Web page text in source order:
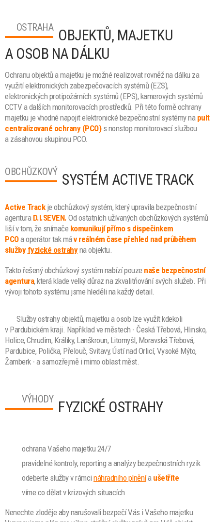
OSTRAHA OBJEKTŮ, MAJETKU
A OSOB NA DÁLKU
Ochranu objektů a majetku je možné realizovat rovněž na dálku za
využití elektronických zabezpečovacích systémů (EZS),
elektronických protipožárních systémů (EPS), kamerových systémů
CCTV a dalších monitorovacích prostředků. Při této formě ochrany
majetku je vhodné napojit elektronické bezpečnostní systémy na pult
centralizované ochrany (PCO)s nonstop monitorovací službou
a zásahovou skupinou PCO.
OBCHŮZKOVÝ SYSTÉM ACTIVE TRACK
Active Track je obchůzkový systém, který upravila bezpečnostní
agentura D.I.SEVEN. Od ostatních užívaných obchůzkových systémů
liší v tom, že snímače komunikují přímo s dispečinkem
PCOa operátor tak má v reálném čase přehled nad průběhem
služby fyzické ostrahy na objektu.
Takto řešený obchůzkový systém nabízí pouze naše bezpečnostní
agentura, která klade velký důraz na zkvalitňování svých služeb. Při
vývoji tohoto systému jsme hleděli na každý detail.
Služby ostrahy objektů, majetku a osob lze využít kdekoli
v Pardubickém kraji. Například ve městech - Česká Třebová, Hlinsko,
Holice, Chrudim, Králíky, Lanškroun, Litomyšl, Moravská Třebová,
Pardubice, Polička, Přelouč, Svitavy, Ústí nad Orlicí, Vysoké Mýto,
Žamberk - a samozřejmě i mimo oblast měst.
VÝHODY FYZICKÉ OSTRAHY
ochrana Vašeho majetku 24/7
pravidelné kontroly, reporting a analýzy bezpečnostních ryzik
odeberte služby v rámci náhradního plněnía ušetříte
víme co dělat v krizových situacích
Nenechte zloděje aby narušovali bezpečí Vás i Vašeho majetku.